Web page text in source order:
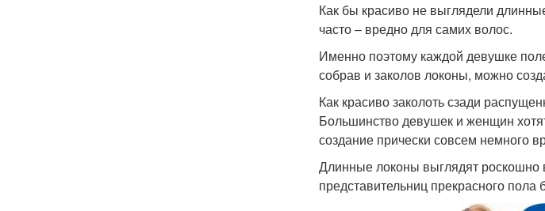
Как бы красиво не выглядели
часто – вредно для самих волос.
Именно поэтому каждой девушке
собрав и заколов локоны, можно
Как красиво заколоть сзади
Большинство девушек и женщин
создание прически совсем немного
Длинные локоны выглядят роскошно
представительниц прекрасного пола